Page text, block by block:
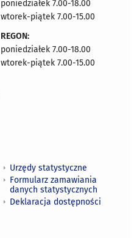
poniedziałek 7.00-18.00
wtorek-piątek 7.00-15.00
REGON:
poniedziałek 7.00-18.00
wtorek-piątek 7.00-15.00
Urzędy statystyczne
Formularz zamawiania
danych statystycznych
Deklaracja dostępności